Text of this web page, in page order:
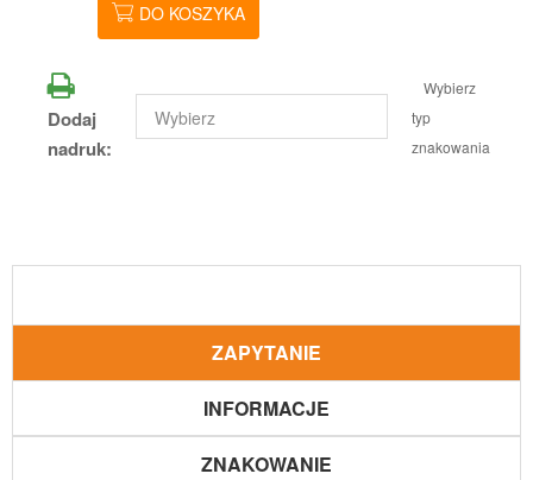
DO KOSZYKA
Dodaj
nadruk:
Wybierz
typ
znakowania
ZAPYTANIE
INFORMACJE
ZNAKOWANIE